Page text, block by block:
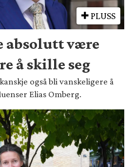
PLUSS
absolutt være
å skille seg
også bli vanskeligere å
Elias Omberg.